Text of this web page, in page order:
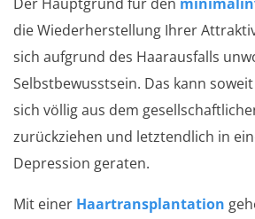
die Wiederherstellung Ihrer
sich aufgrund des Haarausfalls
Selbstbewusstsein. Das kann
sich völlig aus dem
zurückziehen und letztendlich in
Depression geraten.
Mit einer Haartransplantation